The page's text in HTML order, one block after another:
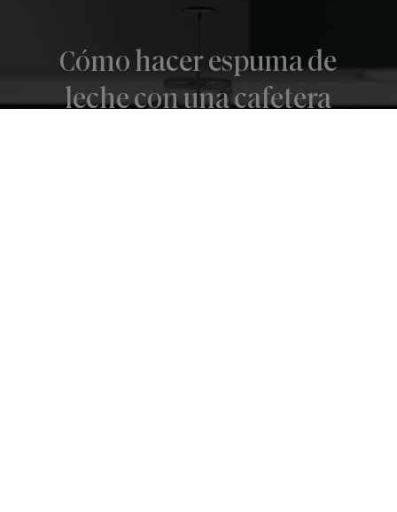
Cómo hacer espuma de
leche con una cafetera